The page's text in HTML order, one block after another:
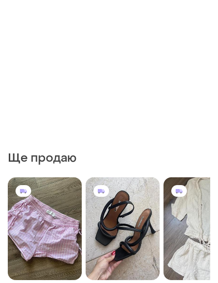
Ще продаю